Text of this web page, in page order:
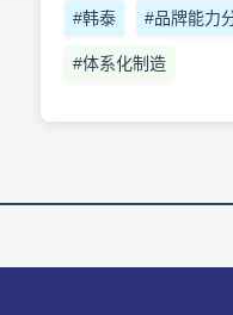
#韩泰 #品牌能力
#体系化制造